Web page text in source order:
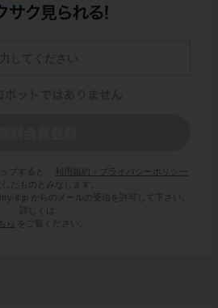
プすると、
利用規約・プライバシーポリシー
したものとみなします。
it.jp からのメールの受信を許可して下さい。
詳しくは
ら
をご覧ください。